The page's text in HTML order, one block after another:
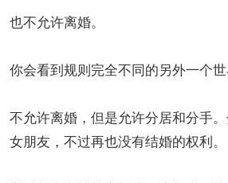
也不允许离婚。
你会看到规则完全不同的另外一个世
不允许离婚，但是允许分居和分手
女朋友，不过再也没有结婚的权利。